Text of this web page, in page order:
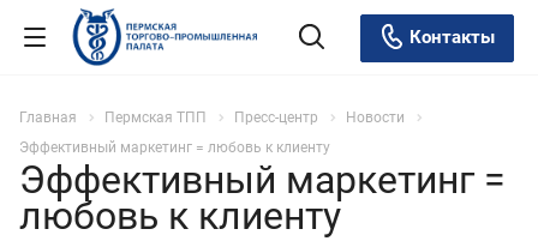
Контакты
Главная Пермская ТПП Пресс-центр
Новости
Эффективный маркетинг = любовь к клиенту
Эффективный маркетинг =
любовь к клиенту